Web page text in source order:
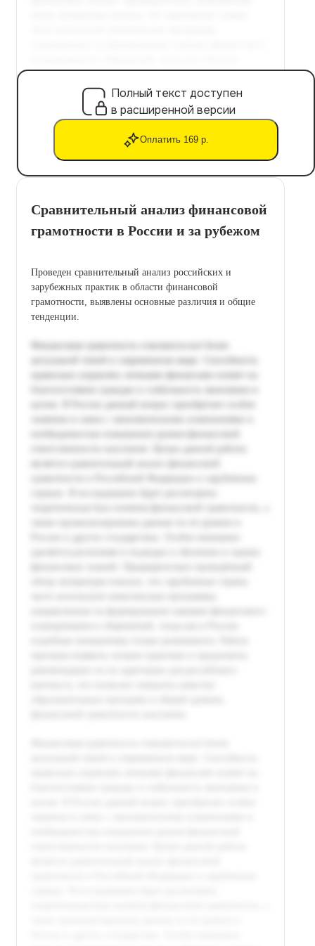
Полный текст доступен
в расширенной версии
Оплатить 169 р.
Сравнительный анализ финансовой
грамотности в России и за рубежом
Проведен сравнительный анализ российских и
зарубежных практик в области финансовой
грамотности, выявлены основные различия и общие
тенденции.